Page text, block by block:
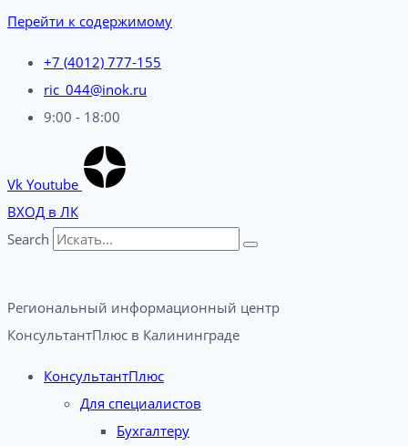
Перейти к содержимому
+7 (4012) 777-155
ric_044@inok.ru
9:00 - 18:00
Vk Youtube
ВХОД в ЛК
Search
Региональный информационный центр
КонсультантПлюс в Калининграде​
КонсультантПлюс
Для специалистов
Бухгалтеру